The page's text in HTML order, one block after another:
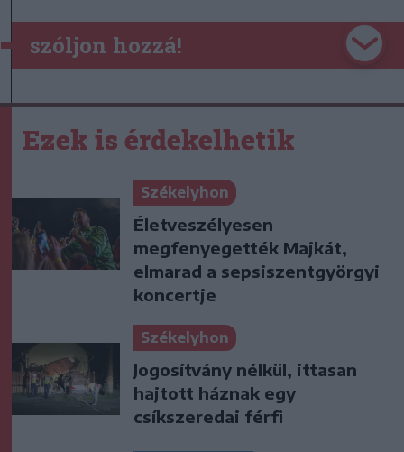
szóljon hozzá!
Ezek is érdekelhetik
Székelyhon
Életveszélyesen
megfenyegették Majkát,
elmarad a sepsiszentgyörgyi
koncertje
Székelyhon
Jogosítvány nélkül, ittasan
hajtott háznak egy
csíkszeredai férfi